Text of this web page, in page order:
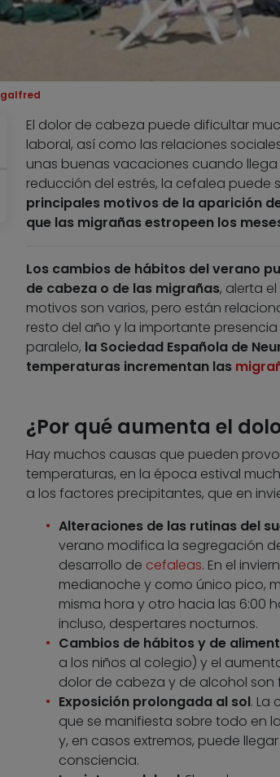
galfred
El dolor de cabeza puede dificultar
laboral, así como las relaciones
unas buenas vacaciones cuando
reducción del estrés, la cefalea puede
principales motivos de la aparición
que las migrañas estropeen los
Los cambios de hábitos del verano
de cabeza o de las migrañas, alerta el
motivos son varios, pero están
resto del año y la importante
paralelo, la Sociedad Española de
temperaturas incrementan las
¿Por qué aumenta el
Hay muchos causas que pueden
temperaturas, en la época estival
a los factores precipitantes, que en
Alteraciones de las rutinas del
verano modifica la segregación
desarrollo de cefaleas. En el
medianoche y como único pico,
misma hora y otro hacia las 6:00
incluso, despertares nocturnos.
Cambios de hábitos y de
a los niños al colegio) y el
dolor de cabeza y de alcohol
Exposición prolongada al sol. La
que se manifiesta sobre todo en
y, en casos extremos, puede
consciencia.